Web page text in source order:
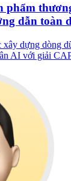
phẩm
dẫn toàn
dựng dòng
AI với giải